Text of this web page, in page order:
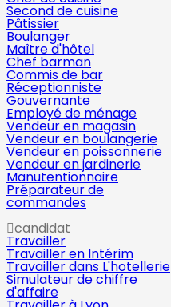
Second de cuisine
Pâtissier
Boulanger
Maître d'hôtel
Chef barman
Commis de bar
Réceptionniste
Gouvernante
Employé de ménage
Vendeur en magasin
Vendeur en boulangerie
Vendeur en poissonnerie
Vendeur en jardinerie
Manutentionnaire
Préparateur de
commandes
candidat
Travailler
Travailler en Intérim
Travailler dans L'hotellerie
Simulateur de chiffre
d'affaire